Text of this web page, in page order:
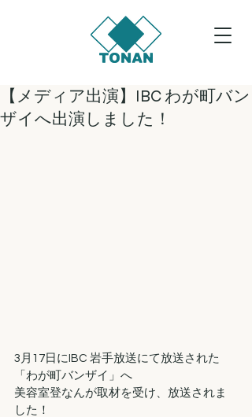
【メディア出演】IBC わが町バン
ザイへ出演しました！
3月17日にIBC 岩手放送にて放送された
「わが町バンザイ」へ
美容室登なんが取材を受け、放送されま
した！